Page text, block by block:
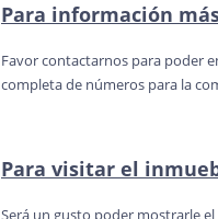
Para información
Favor contactarnos para poder
completa de números para la
Para visitar el
Será un gusto poder mostrarle